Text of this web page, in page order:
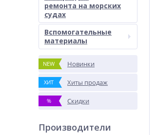
ремонта на морских
судах
Вспомогательные
материалы
NEW Новинки
ХИТ Хиты продаж
% Скидки
Производители